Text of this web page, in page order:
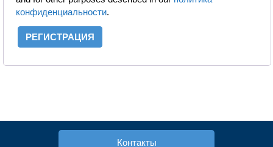
конфиденциальности.
РЕГИСТРАЦИЯ
Контакты